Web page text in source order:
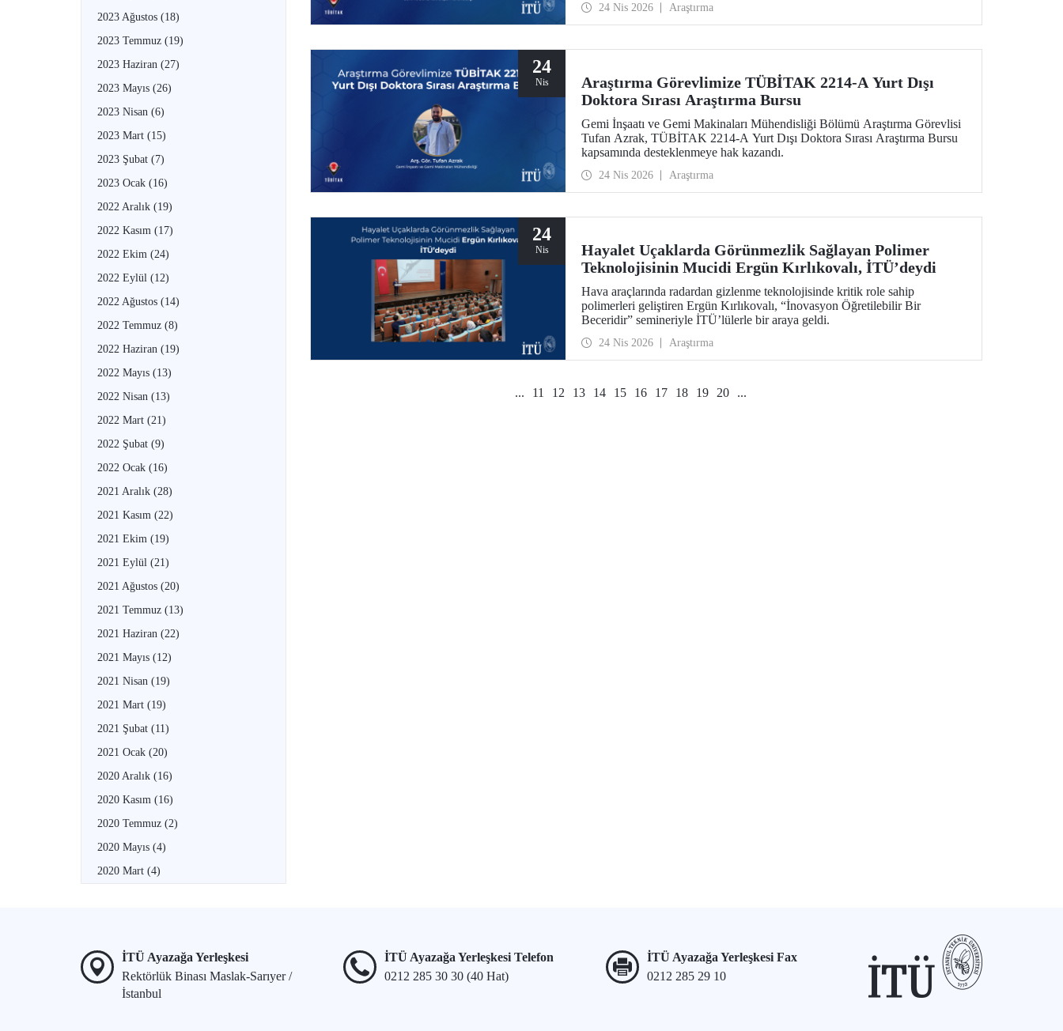
2023 Ağustos (18)
2023 Temmuz (19)
2023 Haziran (27)
2023 Mayıs (26)
2023 Nisan (6)
2023 Mart (15)
2023 Şubat (7)
2023 Ocak (16)
2022 Aralık (19)
2022 Kasım (17)
2022 Ekim (24)
2022 Eylül (12)
2022 Ağustos (14)
2022 Temmuz (8)
2022 Haziran (19)
2022 Mayıs (13)
2022 Nisan (13)
2022 Mart (21)
2022 Şubat (9)
2022 Ocak (16)
2021 Aralık (28)
2021 Kasım (22)
2021 Ekim (19)
2021 Eylül (21)
2021 Ağustos (20)
2021 Temmuz (13)
2021 Haziran (22)
2021 Mayıs (12)
2021 Nisan (19)
2021 Mart (19)
2021 Şubat (11)
2021 Ocak (20)
2020 Aralık (16)
2020 Kasım (16)
2020 Temmuz (2)
2020 Mayıs (4)
2020 Mart (4)
24 Nis 2026 Araştırma
24
Nis
Araştırma Görevlimize TÜBİTAK 2214-A Yurt Dışı
Doktora Sırası Araştırma Bursu
Gemi İnşaatı ve Gemi Makinaları Mühendisliği Bölümü Araştırma Görevlisi
Tufan Azrak, TÜBİTAK 2214-A Yurt Dışı Doktora Sırası Araştırma Bursu
kapsamında desteklenmeye hak kazandı.
24 Nis 2026 Araştırma
24
Nis
Hayalet Uçaklarda Görünmezlik Sağlayan Polimer
Teknolojisinin Mucidi Ergün Kırlıkovalı, İTÜ’deydi
Hava araçlarında radardan gizlenme teknolojisinde kritik role sahip
polimerleri geliştiren Ergün Kırlıkovalı, “İnovasyon Öğretilebilir Bir
Beceridir” semineriyle İTÜ’lülerle bir araya geldi.
24 Nis 2026 Araştırma
... 11 12 13 14 15 16 17 18 19 20 ...
İTÜ Ayazağa Yerleşkesi
Rektörlük Binası Maslak-Sarıyer /
İstanbul
İTÜ Ayazağa Yerleşkesi Telefon
0212 285 30 30 (40 Hat)
İTÜ Ayazağa Yerleşkesi Fax
0212 285 29 10